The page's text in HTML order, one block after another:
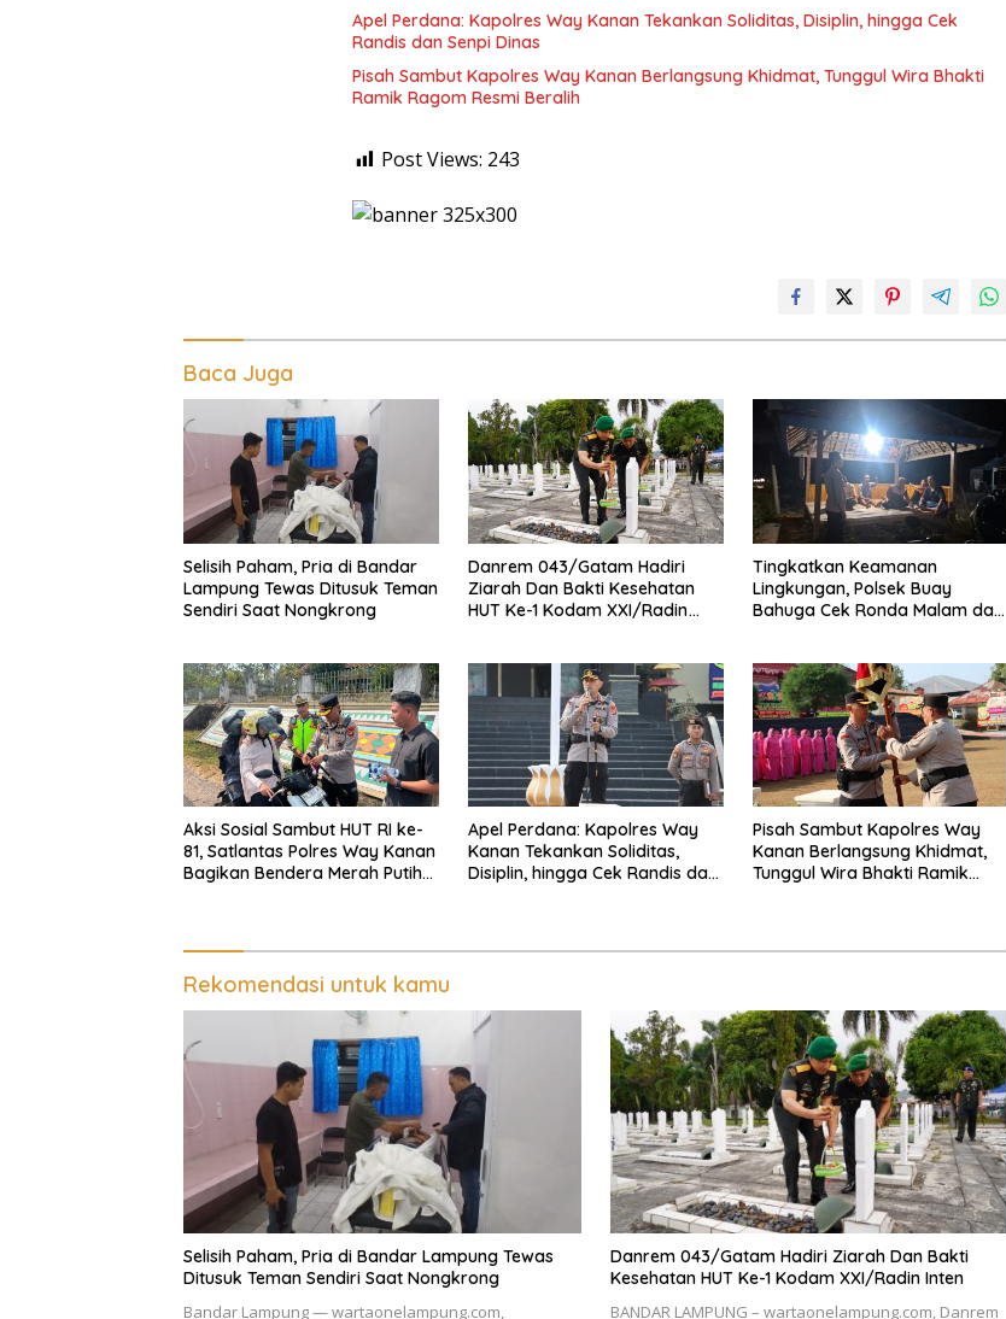
Apel Perdana: Kapolres Way Kanan Tekankan Soliditas, Disiplin, hingga Cek
Randis dan Senpi Dinas
Pisah Sambut Kapolres Way Kanan Berlangsung Khidmat, Tunggul Wira Bhakti
Ramik Ragom Resmi Beralih
Post Views: 243
Baca Juga
Selisih Paham, Pria di Bandar
Lampung Tewas Ditusuk Teman
Sendiri Saat Nongkrong
Danrem 043/Gatam Hadiri
Ziarah Dan Bakti Kesehatan
HUT Ke-1 Kodam XXI/Radin
Tingkatkan Keamanan
Lingkungan, Polsek Buay
Bahuga Cek Ronda Malam dan
Aksi Sosial Sambut HUT RI ke-
81, Satlantas Polres Way Kanan
Bagikan Bendera Merah Putih
Apel Perdana: Kapolres Way
Kanan Tekankan Soliditas,
Disiplin, hingga Cek Randis dan
Pisah Sambut Kapolres Way
Kanan Berlangsung Khidmat,
Tunggul Wira Bhakti Ramik
Rekomendasi untuk kamu
Selisih Paham, Pria di Bandar Lampung Tewas
Ditusuk Teman Sendiri Saat Nongkrong
Bandar Lampung — wartaonelampung.com,
Danrem 043/Gatam Hadiri Ziarah Dan Bakti
Kesehatan HUT Ke-1 Kodam XXI/Radin Inten
BANDAR LAMPUNG – wartaonelampung.com, Danrem